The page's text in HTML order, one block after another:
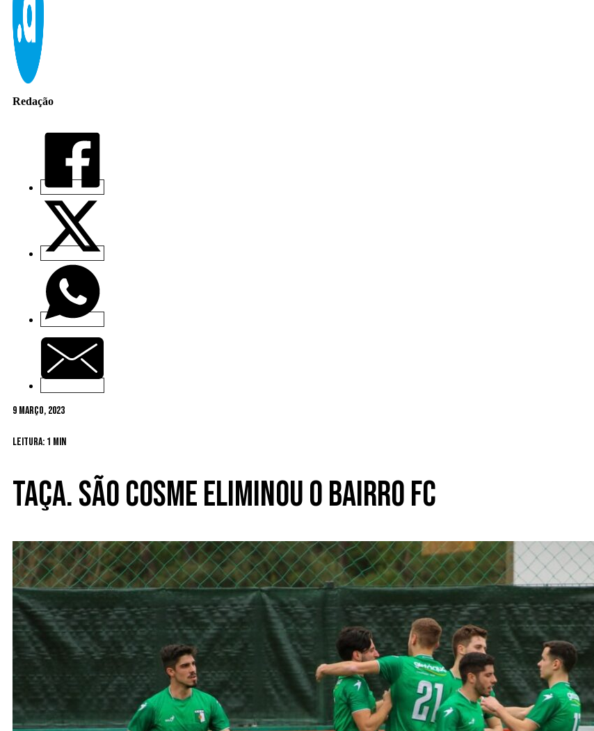
Redação
9 Março, 2023
Leitura: 1 min
Taça. São Cosme eliminou o Bairro FC